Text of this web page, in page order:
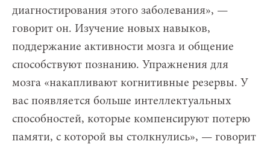
диагностирования этого заболевания», —
говорит он. Изучение новых навыков,
поддержание активности мозга и общение
способствуют познанию. Упражнения для
мозга «накапливают когнитивные резервы. У
вас появляется больше интеллектуальных
способностей, которые компенсируют потерю
памяти, с которой вы столкнулись», — говорит